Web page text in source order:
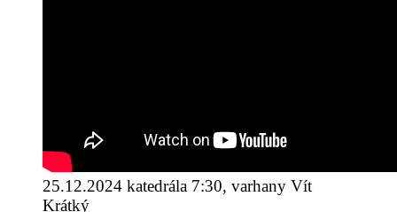
25.12.2024 katedrála 7:30, varhany Vít
Krátký